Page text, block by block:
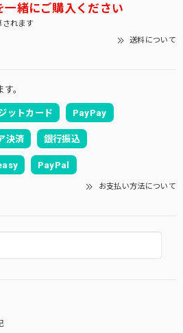
緒にご購入ください
されます
送料について
。
ットカード PayPay
決済 銀行振込
PayPal
お支払い方法について